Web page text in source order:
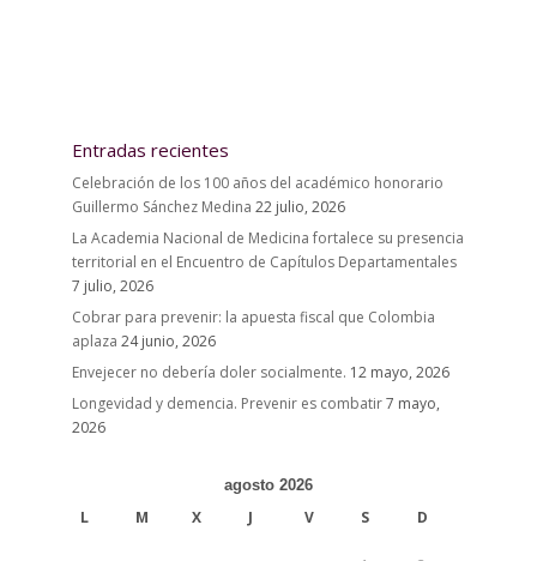
Entradas recientes
Celebración de los 100 años del académico honorario
Guillermo Sánchez Medina 22 julio, 2026
La Academia Nacional de Medicina fortalece su presencia
territorial en el Encuentro de Capítulos Departamentales
7 julio, 2026
Cobrar para prevenir: la apuesta fiscal que Colombia
aplaza 24 junio, 2026
Envejecer no debería doler socialmente. 12 mayo, 2026
Longevidad y demencia. Prevenir es combatir7 mayo,
2026
agosto 2026
L M X J V S D